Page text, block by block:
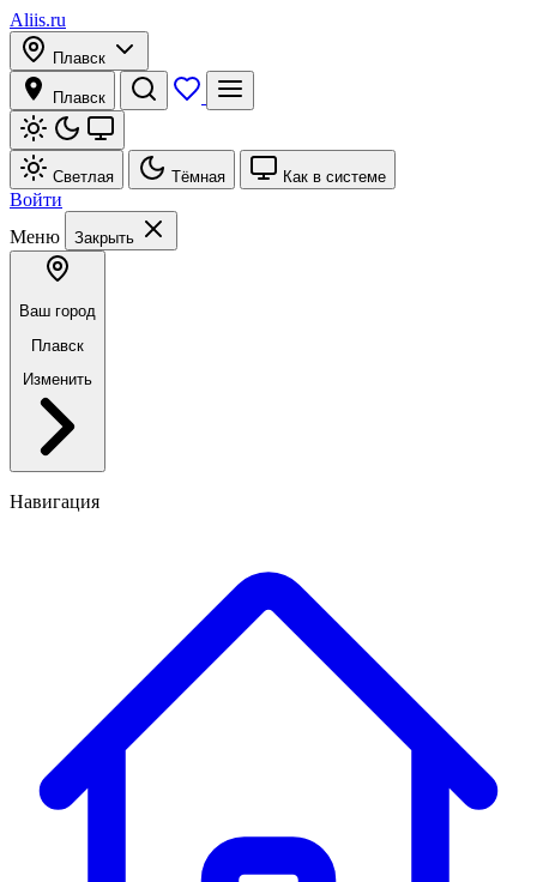
Aliis.ru
Плавск
Плавск
Светлая Тёмная Как в системе
Войти
Меню
Закрыть
Ваш город
Плавск
Изменить
Навигация